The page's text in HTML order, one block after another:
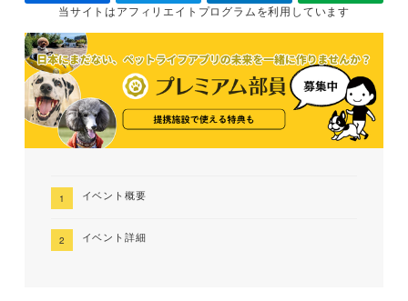
当サイトはアフィリエイトプログラムを利用しています
イベント概要
イベント詳細